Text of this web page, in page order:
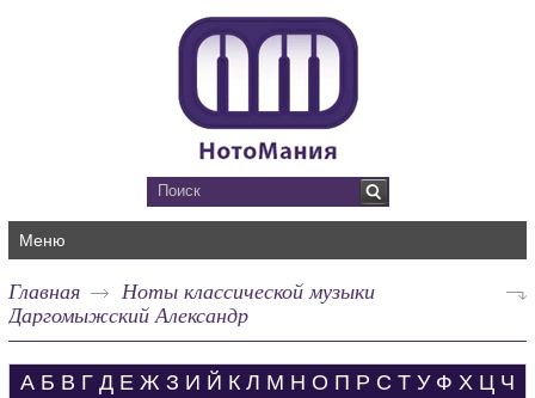
Меню
Главная
Ноты классической музыки
Даргомыжский Александр
А Б В Г Д Е Ж З И Й К Л М Н О П Р С Т У Ф Х Ц Ч